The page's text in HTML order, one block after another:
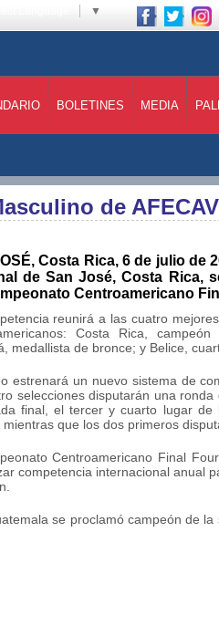
▼
BOLETINES MEDIA
de
Costa Rica, 6 de julio de
de San José, Costa Rica,
Centroamericano
reunirá a las cuatro
Costa Rica,
medallista de bronce; y Belice,
estrenará un nuevo sistema de
selecciones disputarán una
final, el tercer y cuarto lugar
mientras que los dos primeros
Centroamericano Final
competencia internacional anual
se proclamó campeón de